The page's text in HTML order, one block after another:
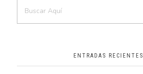
ENTRADAS RECIENTES